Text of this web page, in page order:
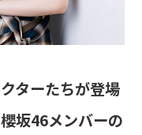
クターたちが登場
坂46メンバーの